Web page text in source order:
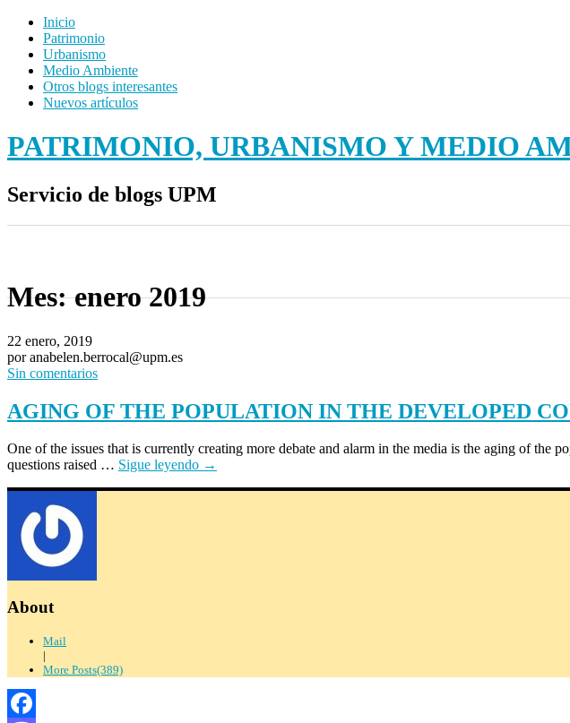
Inicio
Patrimonio
Urbanismo
Medio Ambiente
Otros blogs interesantes
Nuevos artículos
PATRIMONIO, URBANISMO Y MEDIO
Servicio de blogs UPM
Mes:enero 2019
22 enero, 2019
por anabelen.berrocal@upm.es
Sin comentarios
AGING OF THE POPULATION IN THE DEVELOPED
One of the issues that is currently creating more debate and alarm in the media is the aging of
questions raised … Sigue leyendo →
About
Mail
|
More Posts(389)